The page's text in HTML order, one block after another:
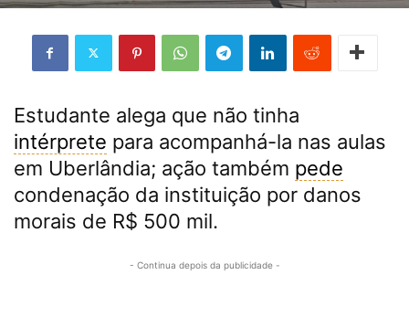
Estudante alega que não tinha
intérprete para acompanhá-la nas aulas
em Uberlândia; ação também pede
condenação da instituição por danos
morais de R$ 500 mil.
- Continua depois da publicidade -